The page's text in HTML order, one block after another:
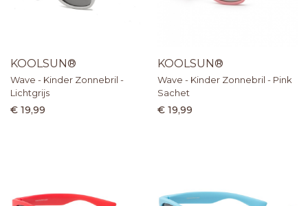
KOOLSUN®
Wave - Kinder Zonnebril -
Lichtgrijs
€ 19,99
KOOLSUN®
Wave - Kinder Zonnebril - Pink
Sachet
€ 19,99